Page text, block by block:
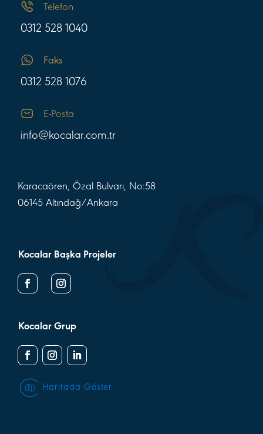
Telefon
0312 528 1040
Faks
0312 528 1076
E-Posta
info@kocalar.com.tr
Karacaören, Özal Bulvarı, No:58
06145 Altındağ/Ankara
Kocalar Başka Projeler
Kocalar Grup
Haritada Göster